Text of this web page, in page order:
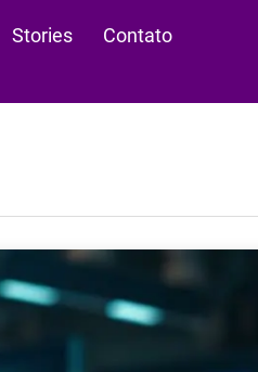
Stories Contato